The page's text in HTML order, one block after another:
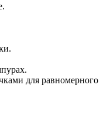
для равномерного